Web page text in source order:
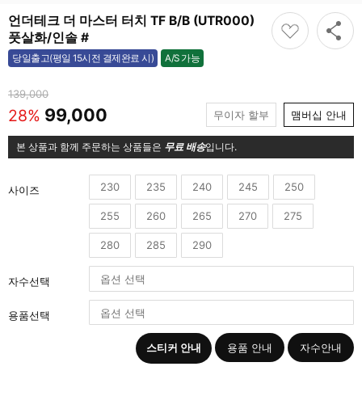
언더테크 더 마스터 터치 TF B/B (UTR000)
풋살화/인솔 #
당일출고(평일 15시전 결제완료 시) A/S 가능
가능
139,000
28% 99,000 무이자 할부 맴버십 안내
본 상품과 함께 주문하는 상품들은 무료 배송입니다.
사이즈 230 235 240 245 250
255 260 265 270 275
280 285 290
자수선택
용품선택
스티커 안내 용품 안내 자수안내